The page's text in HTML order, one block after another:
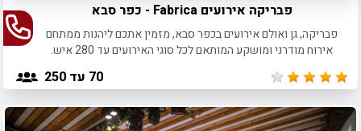
פבריקה אירועים Fabrica - כפר סבא
פבריקה, גן ואולם אירועים בכפר סבא, מזמין אתכם ליהנות ממתחם
אירוח מודרני ומושקע המותאם לכל סוגי האירועים עד 280 איש.
70 עד 250